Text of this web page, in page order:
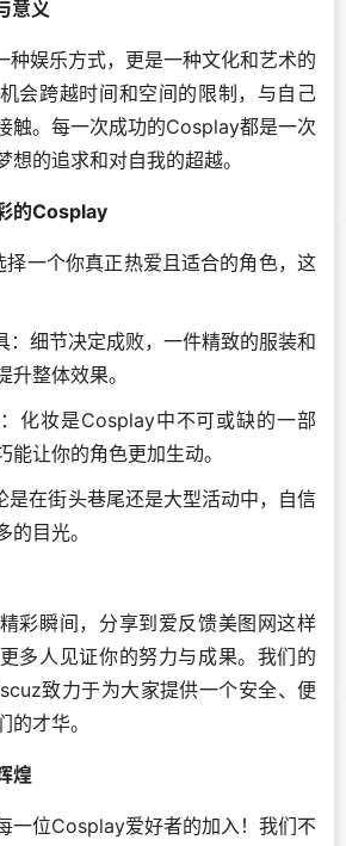
意义
种娱乐方式，更是一种文化和艺术的
会跨越时间和空间的限制，与自己
触。每一次成功的Cosplay都是一次
想的追求和对自我的超越。
的Cosplay
择一个你真正热爱且适合的角色，这
：细节决定成败，一件精致的服装和
整体效果。
化妆是Cosplay中不可或缺的一部
能让你的角色更加生动。
是在街头巷尾还是大型活动中，自信
目光。
彩瞬间，分享到爱反馈美图网这样
多人见证你的努力与成果。我们的
致力于为大家提供一个安全、便
才华。
煌
一位Cosplay爱好者的加入！我们不